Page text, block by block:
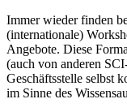
Immer wieder finden
(internationale)
Angebote. Diese
(auch von anderen
Geschäftsstelle selbst
im Sinne des